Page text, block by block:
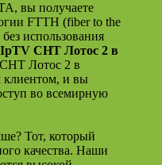
вы получаете
FTTH (fiber to the
использования
IpTV СНТ Лотос 2 в
СНТ Лотос 2 в
клиентом, и вы
во всемирную
Тот, который
качества. Наши